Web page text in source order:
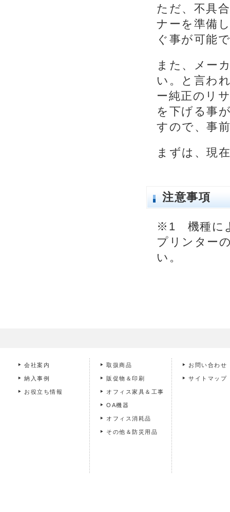
ただ、不具
ナーを準備
ぐ事が可能
また、メー
い。と言わ
ー純正のリ
を下げる事
すので、事
まずは、現
注意事項
※1 機種に
プリンター
い。
会社案内
納入事例
お役立ち情報
取扱商品
販促物＆印刷
オフィス家具＆工事
OA機器
オフィス消耗品
その他＆防災用品
お問い合わせ
サイトマップ